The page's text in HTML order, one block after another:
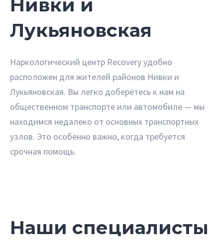
Нивки и
Лукьяновская
Наркологический центр Recovery удобно
расположен для жителей районов Нивки и
Лукьяновская. Вы легко доберётесь к нам на
общественном транспорте или автомобиле — мы
находимся недалеко от основных транспортных
узлов. Это особенно важно, когда требуется
срочная помощь.
Наши специалисты